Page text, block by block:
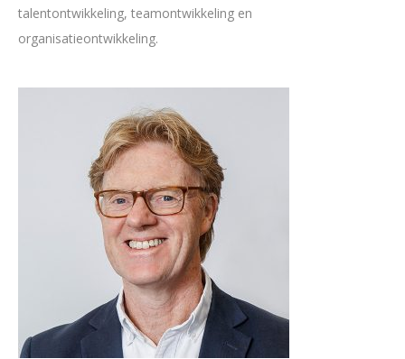
talentontwikkeling, teamontwikkeling en
organisatieontwikkeling.